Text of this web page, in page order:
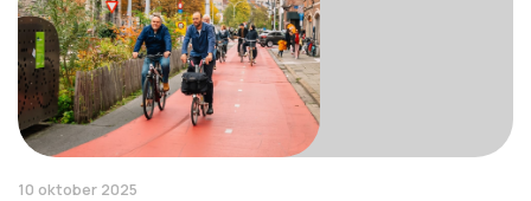
10 oktober 2025